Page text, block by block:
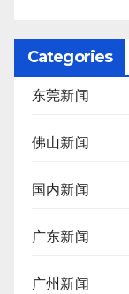
Categories
东莞新闻
佛山新闻
国内新闻
广东新闻
广州新闻